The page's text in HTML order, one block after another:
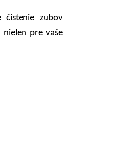
čistenie zubov
nielen pre vaše